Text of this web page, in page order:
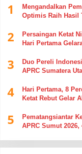
1
Mengandalkan
Optimis Raih Hasil
2
Persaingan Ketat
Hari Pertama
3
Duo Pereli
APRC Sumatera
4
Hari Pertama, 8
Ketat Rebut Gelar
5
Pematangsiantar
APRC Sumut